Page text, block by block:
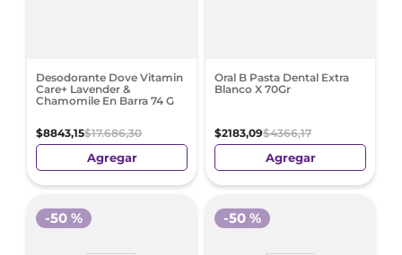
Desodorante Dove Vitamin
Care+ Lavender &
Chamomile En Barra 74 G
$8843,15$17.686,30
Agregar
Oral B Pasta Dental Extra
Blanco X 70Gr
$2183,09$4366,17
Agregar
-50 % -50 %